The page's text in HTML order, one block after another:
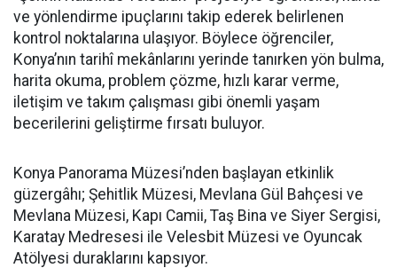
ve yönlendirme ipuçlarını takip ederek belirlenen
kontrol noktalarına ulaşıyor. Böylece öğrenciler,
Konya’nın tarihî mekânlarını yerinde tanırken yön bulma,
harita okuma, problem çözme, hızlı karar verme,
iletişim ve takım çalışması gibi önemli yaşam
becerilerini geliştirme fırsatı buluyor.
Konya Panorama Müzesi’nden başlayan etkinlik
güzergâhı; Şehitlik Müzesi, Mevlana Gül Bahçesi ve
Mevlana Müzesi, Kapı Camii, Taş Bina ve Siyer Sergisi,
Karatay Medresesi ile Velesbit Müzesi ve Oyuncak
Atölyesi duraklarını kapsıyor.